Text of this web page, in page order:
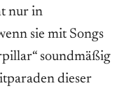
nur in
sie mit Songs
soundmäßig
dieser